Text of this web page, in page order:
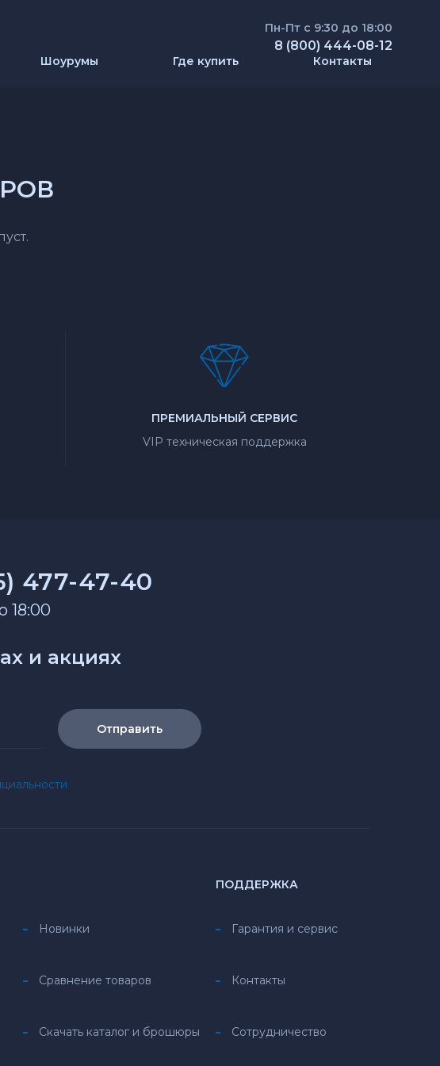
Пн-Пт с 9:30 до 18:00
8 (800) 444-08-12
Шоурумы Где купить Контакты
ПРЕМИАЛЬНЫЙ СЕРВИС
VIP техническая поддержка
477-47-40
18:00
и акциях
Отправить
Новинки
Сравнение товаров
Скачать каталог и брошюры
ПОДДЕРЖКА
Гарантия и сервис
Контакты
Сотрудничество